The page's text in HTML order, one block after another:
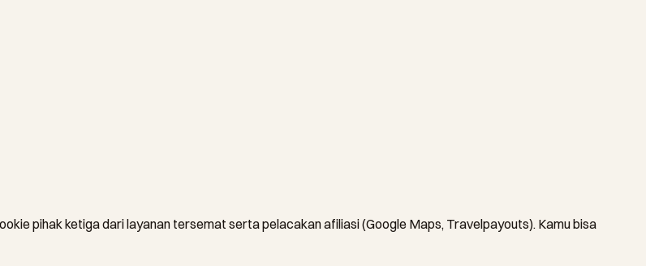
pihak ketiga dari layanan tersemat serta pelacakan afiliasi (Google Maps, Travelpayouts). Kamu bisa